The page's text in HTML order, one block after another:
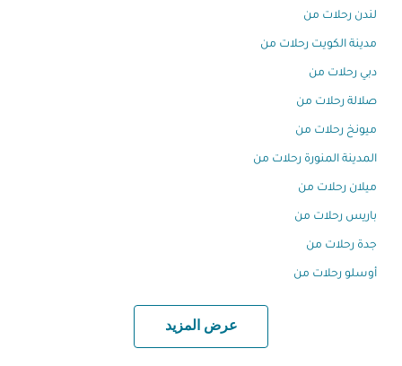
لندن رحلات من
مدينة الكويت رحلات من
دبي رحلات من
صلالة رحلات من
ميونخ رحلات من
المدينة المنورة رحلات من
ميلان رحلات من
باريس رحلات من
جدة رحلات من
أوسلو رحلات من
عرض المزيد